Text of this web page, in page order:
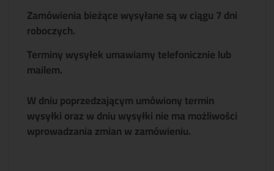
Zamówienia bieżące wysyłane są w ciągu 7 dni
roboczych.
Terminy wysyłek umawiamy telefonicznie lub
mailem.
W dniu poprzedzającym umówiony termin
wysyłki oraz w dniu wysyłki nie ma możliwości
wprowadzania zmian w zamówieniu.